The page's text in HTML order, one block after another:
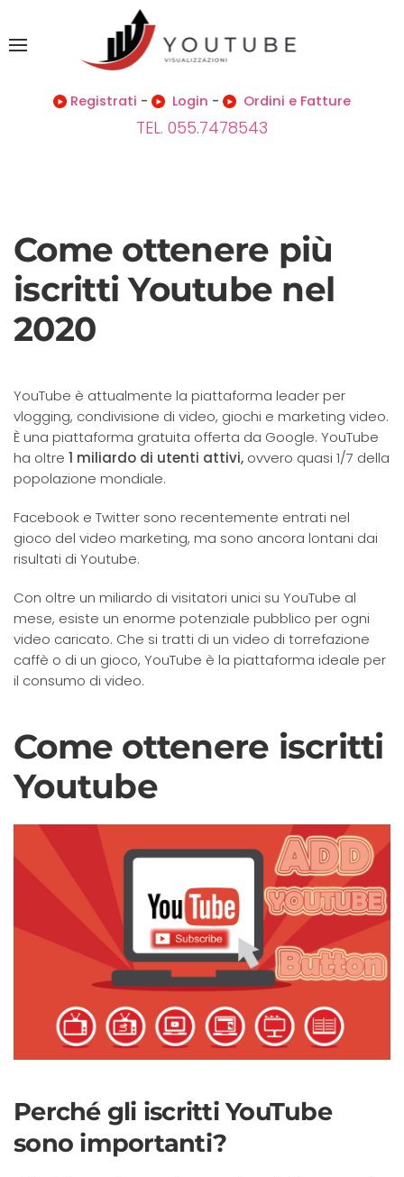
Registrati - Login - Ordini e Fatture
TEL. 055.7478543
Come ottenere più
iscritti Youtube nel
2020
YouTube è attualmente la piattaforma leader per
vlogging, condivisione di video, giochi e marketing video.
È una piattaforma gratuita offerta da Google. YouTube
ha oltre 1 miliardo di utenti attivi, ovvero quasi 1/7 della
popolazione mondiale.
Facebook e Twitter sono recentemente entrati nel
gioco del video marketing, ma sono ancora lontani dai
risultati di Youtube.
Con oltre un miliardo di visitatori unici su YouTube al
mese, esiste un enorme potenziale pubblico per ogni
video caricato. Che si tratti di un video di torrefazione
caffè o di un gioco, YouTube è la piattaforma ideale per
il consumo di video.
Come ottenere iscritti
Youtube
Perché gli iscritti YouTube
sono importanti?